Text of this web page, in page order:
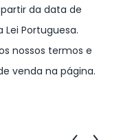
da data de
Portuguesa.
nossos termos e
venda na página.